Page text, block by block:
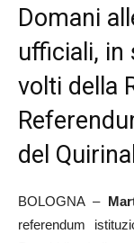
Domani
ufficiali, in
volti della
del
BOLOGNA –
referendum